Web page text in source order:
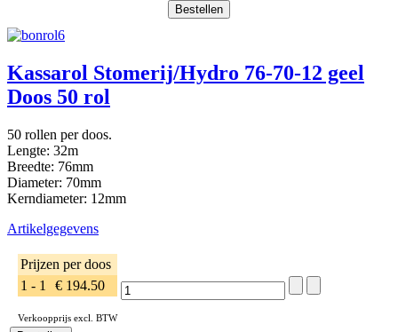
Kassarol Stomerij/Hydro 76-70-12 geel
Doos 50 rol
50 rollen per doos.
Lengte: 32m
Breedte: 76mm
Diameter: 70mm
Kerndiameter: 12mm
Artikelgegevens
Prijzen per doos
1 - 1
€ 194.50
Verkoopprijs excl. BTW